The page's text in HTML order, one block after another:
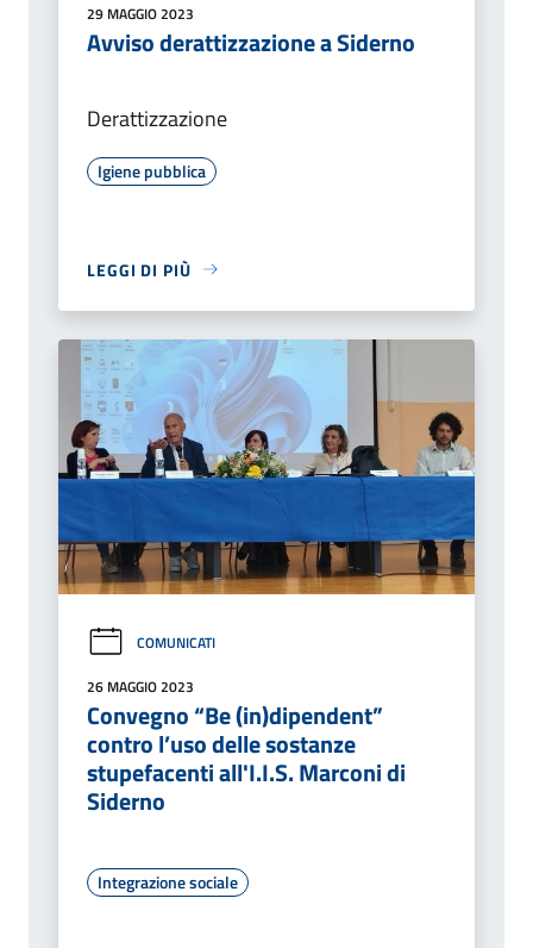
29 MAGGIO 2023
Avviso derattizzazione a Siderno
Derattizzazione
Igiene pubblica
LEGGI DI PIÙ
COMUNICATI
26 MAGGIO 2023
Convegno “Be (in)dipendent”
contro l’uso delle sostanze
stupefacenti all'I.I.S. Marconi di
Siderno
Integrazione sociale